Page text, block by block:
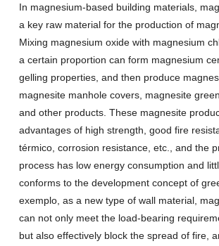
In magnesium-based building materials,
a key raw material for the production of
Mixing magnesium oxide with magnesium
a certain proportion can form magnesium
gelling properties, and then produce
magnesite manhole covers, magnesite
and other products. These magnesite
advantages of high strength good fire
térmico, corrosion resistance, etc., and the
process has low energy consumption and
conforms to the development concept of
exemplo, as a new type of wall material,
can not only meet the load-bearing
but also effectively block the spread of fire,